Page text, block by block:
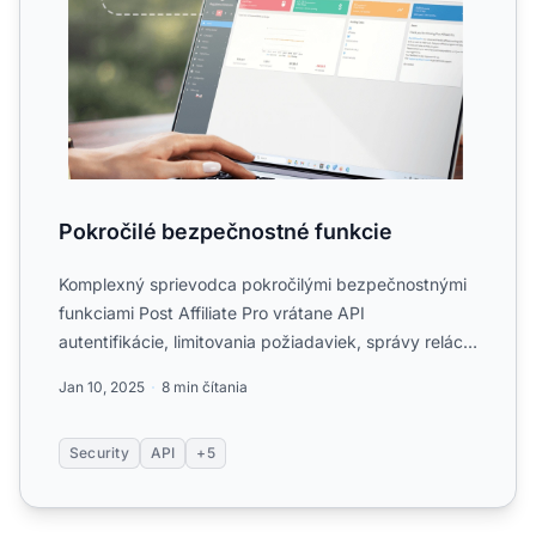
Pokročilé bezpečnostné funkcie
Komplexný sprievodca pokročilými bezpečnostnými
funkciami Post Affiliate Pro vrátane API
autentifikácie, limitovania požiadaviek, správy relácií,
Jan 10, 2025 8 min čítania
Security API +5